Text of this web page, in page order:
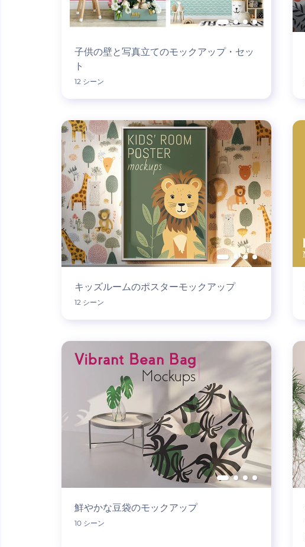
子供の壁と写真立てのモックアップ・セッ
ト
12 シーン
キッズルームのポスターモックアップ
12 シーン
鮮やかな豆袋のモックアップ
10 シーン